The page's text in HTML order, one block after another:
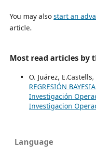
You may also start an
article.
Most read articles by
O. Juárez, E.Castells,
REGRESIÓN
Investigación
Investigacion
Language